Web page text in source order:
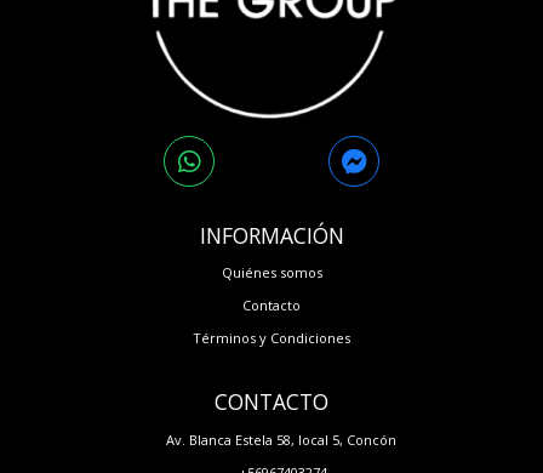
INFORMACIÓN
Quiénes somos
Contacto
Términos y Condiciones
CONTACTO
Av. Blanca Estela 58, local 5, Concón